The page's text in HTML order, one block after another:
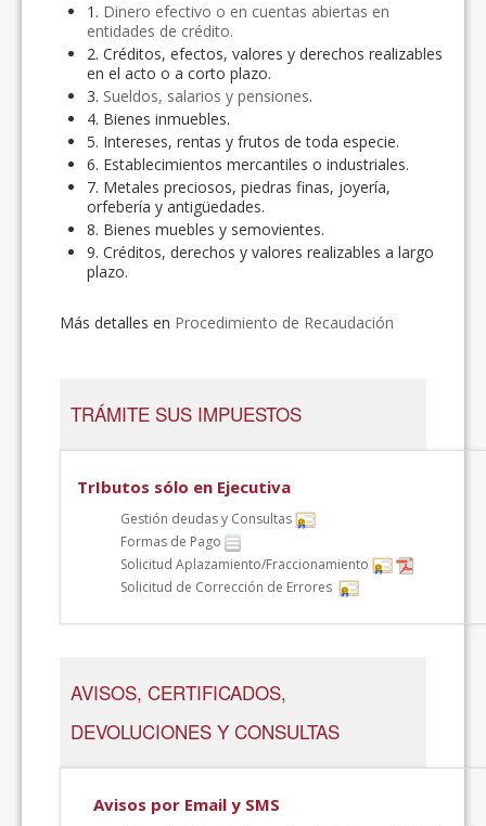
1. Dinero efectivo o en cuentas abiertas en
entidades de crédito.
2. Créditos, efectos, valores y derechos realizables
en el acto o a corto plazo.
3. Sueldos, salarios y pensiones.
4. Bienes inmuebles.
5. Intereses, rentas y frutos de toda especie.
6. Establecimientos mercantiles o industriales.
7. Metales preciosos, piedras finas, joyería,
orfebería y antigüedades.
8. Bienes muebles y semovientes.
9. Créditos, derechos y valores realizables a largo
plazo.
Más detalles en Procedimiento de Recaudación
TRÁMITE SUS IMPUESTOS
TrIbutos sólo en Ejecutiva
Gestión deudas y Consultas
Formas de Pago
Solicitud Aplazamiento/Fraccionamiento
Solicitud de Corrección de Errores
AVISOS, CERTIFICADOS,
DEVOLUCIONES Y CONSULTAS
Avisos por Email y SMS